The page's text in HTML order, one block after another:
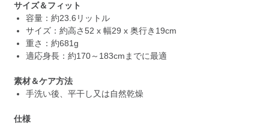
サイズ＆フィット
容量：約23.6リットル
サイズ：約高さ52 x 幅29 x 奥行き19cm
重さ：約681g
適応身長：約170～183cmまでに最適
素材＆ケア方法
手洗い後、平干し又は自然乾燥
仕様